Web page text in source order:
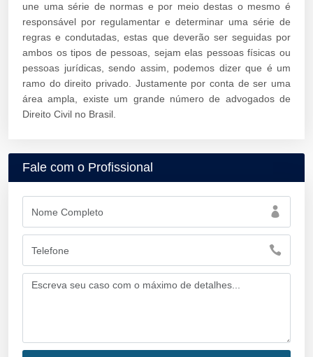
une uma série de normas e por meio destas o mesmo é
responsável por regulamentar e determinar uma série de
regras e condutadas, estas que deverão ser seguidas por
ambos os tipos de pessoas, sejam elas pessoas físicas ou
pessoas jurídicas, sendo assim, podemos dizer que é um
ramo do direito privado. Justamente por conta de ser uma
área ampla, existe um grande número de advogados de
Direito Civil no Brasil.
Fale com o Profissional